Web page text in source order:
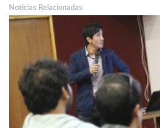
Noticias Relacionadas